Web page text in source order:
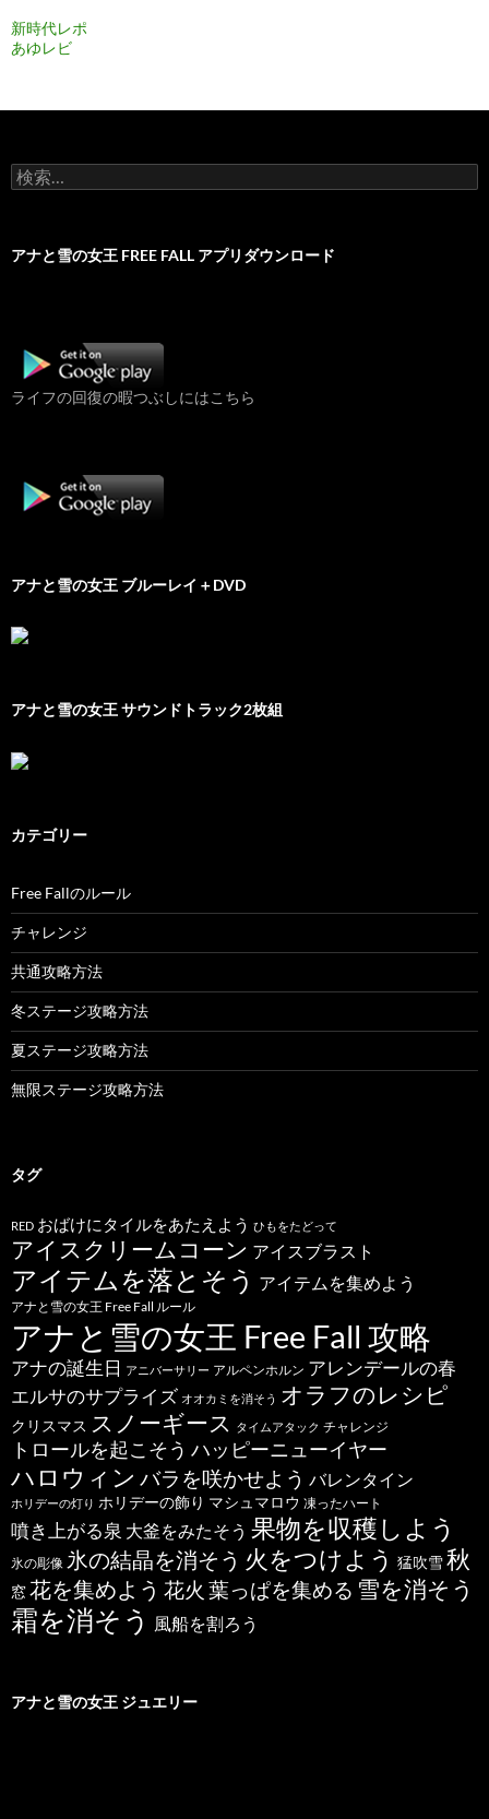
ン
新時代レポ
あゆレビ
検
索:
アナと雪の女王 FREE FALL アプリダウンロード
ライフの回復の暇つぶしにはこちら
アナと雪の女王 ブルーレイ＋DVD
アナと雪の女王 サウンドトラック2枚組
カテゴリー
Free Fallのルール
チャレンジ
共通攻略方法
冬ステージ攻略方法
夏ステージ攻略方法
無限ステージ攻略方法
タグ
RED おばけにタイルをあたえよう ひもをたどって
アイスクリームコーン アイスブラスト
アイテムを落とそう アイテムを集めよう
アナと雪の女王 Free Fall ルール
アナと雪の女王 Free Fall 攻略
アナの誕生日 アニバーサリー アルペンホルン アレンデールの春
エルサのサプライズ オオカミを消そう オラフのレシピ
クリスマス スノーギース タイムアタック チャレンジ
トロールを起こそう ハッピーニューイヤー
ハロウィン バラを咲かせよう バレンタイン
ホリデーの灯り ホリデーの飾り マシュマロウ 凍ったハート
噴き上がる泉 大釜をみたそう 果物を収穫しよう
氷の彫像 氷の結晶を消そう 火をつけよう 猛吹雪秋
窓花を集めよう 花火 葉っぱを集める 雪を消そう
霜を消そう 風船を割ろう
アナと雪の女王 ジュエリー